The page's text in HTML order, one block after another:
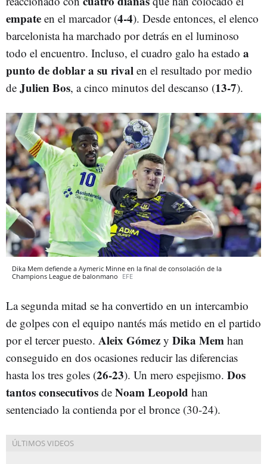
empate en el marcador (4-4). Desde entonces, el elenco
barcelonista ha marchado por detrás en el luminoso
todo el encuentro. Incluso, el cuadro galo ha estado a
punto de doblar a su rival en el resultado por medio
de Julien Bos, a cinco minutos del descanso (13-7).
Dika Mem defiende a Aymeric Minne en la final de consolación de la
Champions League de balonmano EFE
La segunda mitad se ha convertido en un intercambio
de golpes con el equipo nantés más metido en el partido
por el tercer puesto. Aleix Gómez y Dika Mem han
conseguido en dos ocasiones reducir las diferencias
hasta los tres goles (26-23). Un mero espejismo. Dos
tantos consecutivos de Noam Leopold han
sentenciado la contienda por el bronce (30-24).